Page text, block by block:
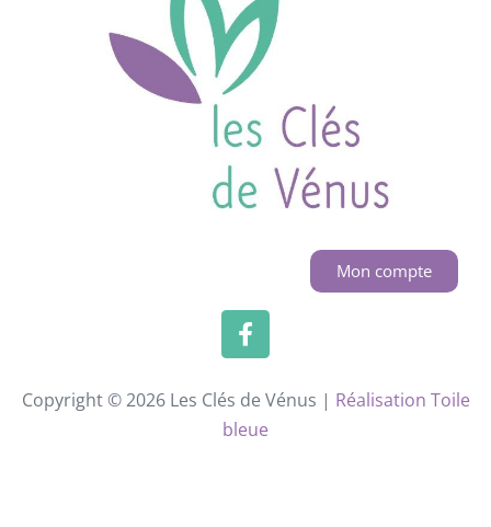
Mon compte
Copyright © 2026 Les Clés de Vénus | Réalisation Toile
bleue